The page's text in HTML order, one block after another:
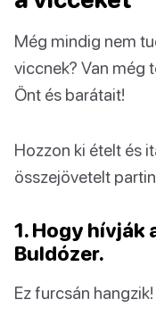
Még mindig nem
viccnek? Van még
Önt és barátait!
Hozzon ki ételt és
összejövetelt
1. Hogy hívják
Buldózer.
Ez furcsán hangzik!